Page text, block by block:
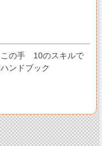
この手 10のスキルで
ンドブック